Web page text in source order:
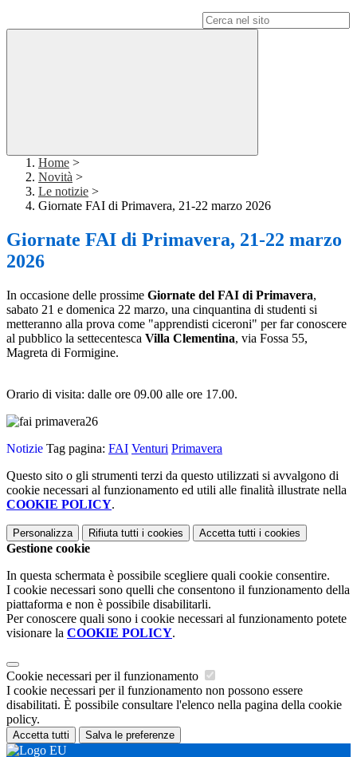
Home >
Novità >
Le notizie >
Giornate FAI di Primavera, 21-22 marzo 2026
Giornate FAI di Primavera, 21-22 marzo
2026
In occasione delle prossime Giornate del FAI di Primavera,
sabato 21 e domenica 22 marzo, una cinquantina di studenti si
metteranno alla prova come "apprendisti ciceroni" per far conoscere
al pubblico la settecentesca Villa Clementina, via Fossa 55,
Magreta di Formigine.
Orario di visita: dalle ore 09.00 alle ore 17.00.
Notizie Tag pagina: FAI Venturi Primavera
Questo sito o gli strumenti terzi da questo utilizzati si avvalgono di
cookie necessari al funzionamento ed utili alle finalità illustrate nella
COOKIE POLICY.
Personalizza Rifiuta tutti i cookies Accetta tutti i cookies
Gestione cookie
In questa schermata è possibile scegliere quali cookie consentire.
I cookie necessari sono quelli che consentono il funzionamento della
piattaforma e non è possibile disabilitarli.
Per conoscere quali sono i cookie necessari al funzionamento potete
visionare la COOKIE POLICY.
Cookie necessari per il funzionamento
I cookie necessari per il funzionamento non possono essere
disabilitati. È possibile consultare l'elenco nella pagina della cookie
policy.
Accetta tutti Salva le preferenze